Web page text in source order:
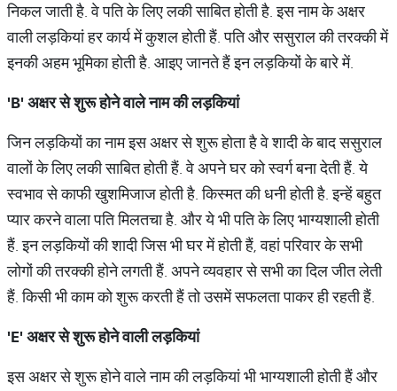
निकल जाती है. वे पति के लिए लकी साबित होती है. इस नाम के अक्षर
वाली लड़कियां हर कार्य में कुशल होती हैं. पति और ससुराल की तरक्की में
इनकी अहम भूमिका होती है. आइए जानते हैं इन लड़कियों के बारे में.
'B'अक्षर से शुरू होने वाले नाम की लड़कियां
जिन लड़कियों का नाम इस अक्षर से शुरू होता है वे शादी के बाद ससुराल
वालों के लिए लकी साबित होती हैं. वे अपने घर को स्वर्ग बना देती हैं. ये
स्वभाव से काफी खुशमिजाज होती है. किस्मत की धनी होती है. इन्हें बहुत
प्यार करने वाला पति मिलतचा है. और ये भी पति के लिए भाग्यशाली होती
हैं. इन लड़कियों की शादी जिस भी घर में होती हैं, वहां परिवार के सभी
लोगों की तरक्की होने लगती हैं. अपने व्यवहार से सभी का दिल जीत लेती
हैं. किसी भी काम को शुरू करती हैं तो उसमें सफलता पाकर ही रहती हैं.
'E'अक्षर से शुरू होने वाली लड़कियां
इस अक्षर से शुरू होने वाले नाम की लड़कियां भी भाग्यशाली होती हैं और